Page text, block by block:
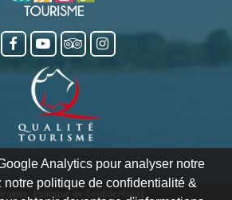
Analytics pour analyser notre
notre politique de confidentialité &
Politique de Confidentialité